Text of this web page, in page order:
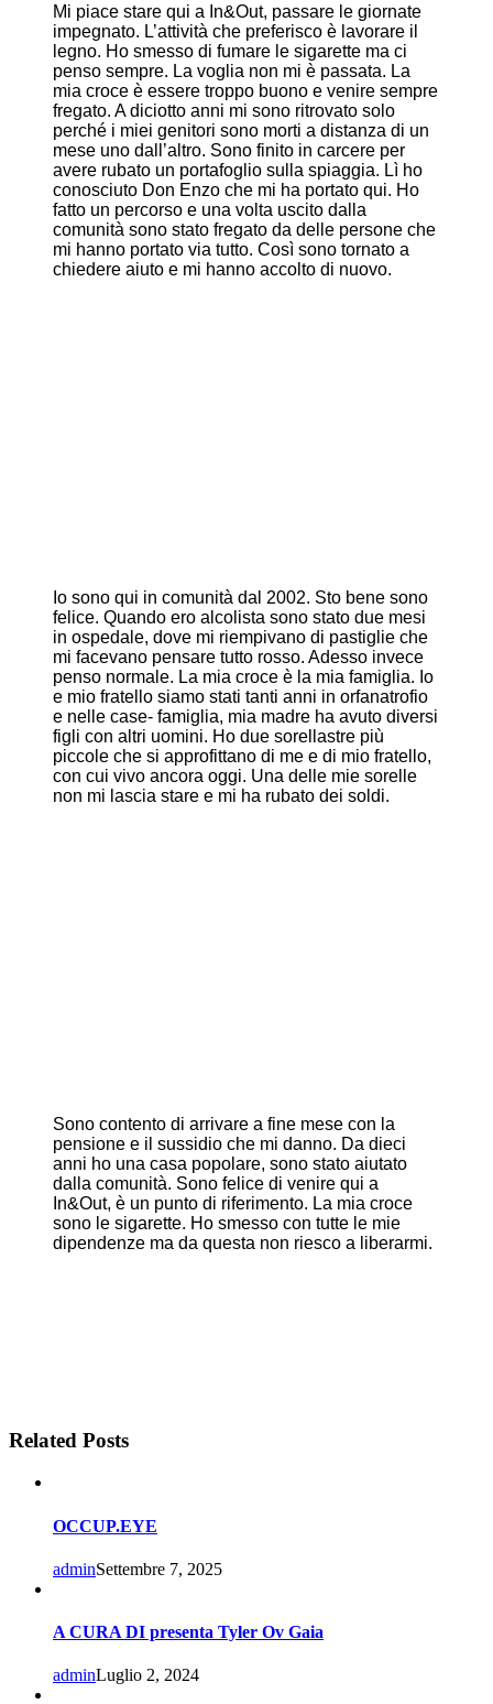
Mi piace stare qui a In&Out, passare le giornate
impegnato. L’attività che preferisco è lavorare il
legno. Ho smesso di fumare le sigarette ma ci
penso sempre. La voglia non mi è passata. La
mia croce è essere troppo buono e venire sempre
fregato. A diciotto anni mi sono ritrovato solo
perché i miei genitori sono morti a distanza di un
mese uno dall’altro. Sono finito in carcere per
avere rubato un portafoglio sulla spiaggia. Lì ho
conosciuto Don Enzo che mi ha portato qui. Ho
fatto un percorso e una volta uscito dalla
comunità sono stato fregato da delle persone che
mi hanno portato via tutto. Così sono tornato a
chiedere aiuto e mi hanno accolto di nuovo.
Io sono qui in comunità dal 2002. Sto bene sono
felice. Quando ero alcolista sono stato due mesi
in ospedale, dove mi riempivano di pastiglie che
mi facevano pensare tutto rosso. Adesso invece
penso normale. La mia croce è la mia famiglia. Io
e mio fratello siamo stati tanti anni in orfanatrofio
e nelle case- famiglia, mia madre ha avuto diversi
figli con altri uomini. Ho due sorellastre più
piccole che si approfittano di me e di mio fratello,
con cui vivo ancora oggi. Una delle mie sorelle
non mi lascia stare e mi ha rubato dei soldi.
Sono contento di arrivare a fine mese con la
pensione e il sussidio che mi danno. Da dieci
anni ho una casa popolare, sono stato aiutato
dalla comunità. Sono felice di venire qui a
In&Out, è un punto di riferimento. La mia croce
sono le sigarette. Ho smesso con tutte le mie
dipendenze ma da questa non riesco a liberarmi.
Related Posts
OCCUP.EYE
adminSettembre 7, 2025
A CURA DI presenta Tyler Ov Gaia
adminLuglio 2, 2024